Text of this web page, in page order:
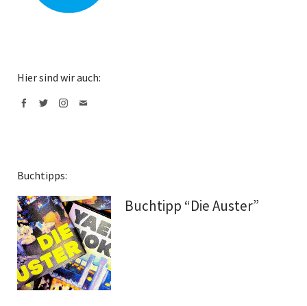
Hier sind wir auch:
Buchtipps:
Buchtipp “Die Auster”